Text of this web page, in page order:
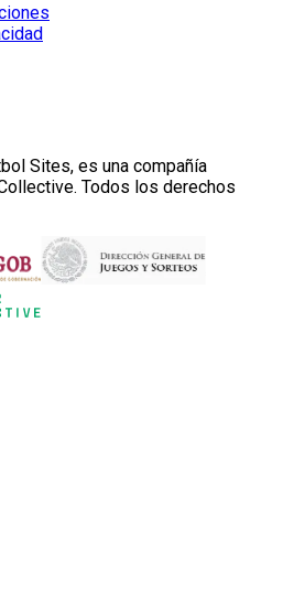
Sites, es una compañía
Todos los derechos